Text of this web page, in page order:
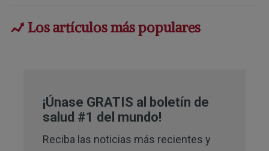
Los artículos más populares
¡Únase GRATIS al boletín de
salud #1 del mundo!
Reciba las noticias más recientes y